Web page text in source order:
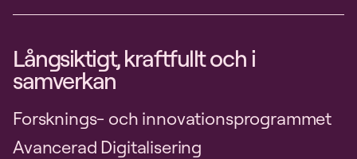
Långsiktigt, kraftfullt och i
samverkan
Forsknings- och innovationsprogrammet
Avancerad Digitalisering